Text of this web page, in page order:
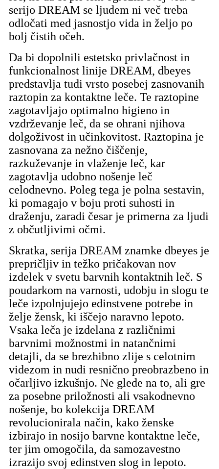
serijo DREAM se ljudem ni več treba
odločati med jasnostjo vida in željo po
bolj čistih očeh.
Da bi dopolnili estetsko privlačnost in
funkcionalnost linije DREAM, dbeyes
predstavlja tudi vrsto posebej zasnovanih
raztopin za kontaktne leče. Te raztopine
zagotavljajo optimalno higieno in
vzdrževanje leč, da se ohrani njihova
dolgoživost in učinkovitost. Raztopina je
zasnovana za nežno čiščenje,
razkuževanje in vlaženje leč, kar
zagotavlja udobno nošenje leč
celodnevno. Poleg tega je polna sestavin,
ki pomagajo v boju proti suhosti in
draženju, zaradi česar je primerna za ljudi
z občutljivimi očmi.
Skratka, serija DREAM znamke dbeyes je
prepričljiv in težko pričakovan nov
izdelek v svetu barvnih kontaktnih leč. S
poudarkom na varnosti, udobju in slogu te
leče izpolnjujejo edinstvene potrebe in
želje žensk, ki iščejo naravno lepoto.
Vsaka leča je izdelana z različnimi
barvnimi možnostmi in natančnimi
detajli, da se brezhibno zlije s celotnim
videzom in nudi resnično preobrazbeno in
očarljivo izkušnjo. Ne glede na to, ali gre
za posebne priložnosti ali vsakodnevno
nošenje, bo kolekcija DREAM
revolucionirala način, kako ženske
izbirajo in nosijo barvne kontaktne leče,
ter jim omogočila, da samozavestno
izrazijo svoj edinstven slog in lepoto.